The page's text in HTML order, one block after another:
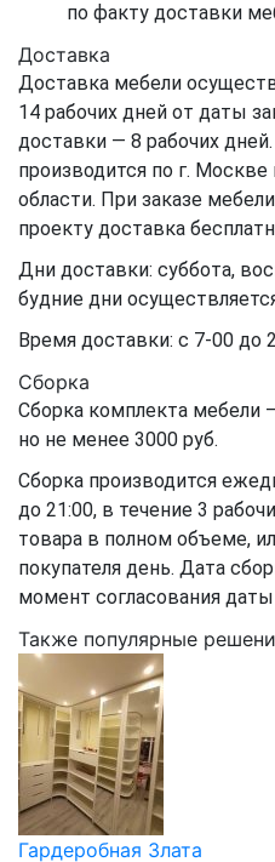
по факту доставки
Доставка
Доставка мебели
14 рабочих дней от даты
доставки — 8 рабочих
производится по г.
области. При заказе
проекту доставка
Дни доставки: суббота,
будние дни
Время доставки: с 7-00 до
Сборка
Сборка комплекта мебели
но не менее 3000 руб.
Сборка производится
до 21:00, в течение 3
товара в полном объеме,
покупателя день. Дата
момент согласования
Также популярные
Гардеробная Злата